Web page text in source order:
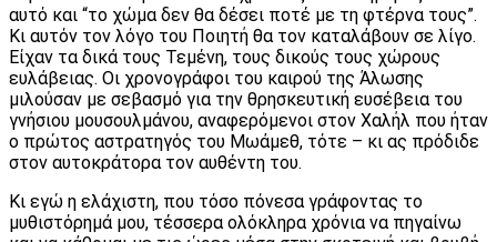
αυτό και “το χώμα δεν θα δέσει ποτέ με τη φτέρνα τους”.
Κι αυτόν τον λόγο του Ποιητή θα τον καταλάβουν σε λίγο.
Είχαν τα δικά τους Τεμένη, τους δικούς τους χώρους
ευλάβειας. Οι χρονογράφοι του καιρού της Άλωσης
μιλούσαν με σεβασμό για την θρησκευτική ευσέβεια του
γνήσιου μουσουλμάνου, αναφερόμενοι στον Χαλήλ που ήταν
ο πρώτος αστρατηγός του Μωάμεθ, τότε – κι ας πρόδιδε
στον αυτοκράτορα τον αυθέντη του.
Κι εγώ η ελάχιστη, που τόσο πόνεσα γράφοντας το
μυθιστόρημά μου, τέσσερα ολόκληρα χρόνια να πηγαίνω